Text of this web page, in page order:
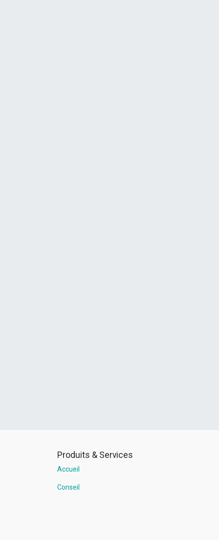
Produits & Services
Accueil
Conseil